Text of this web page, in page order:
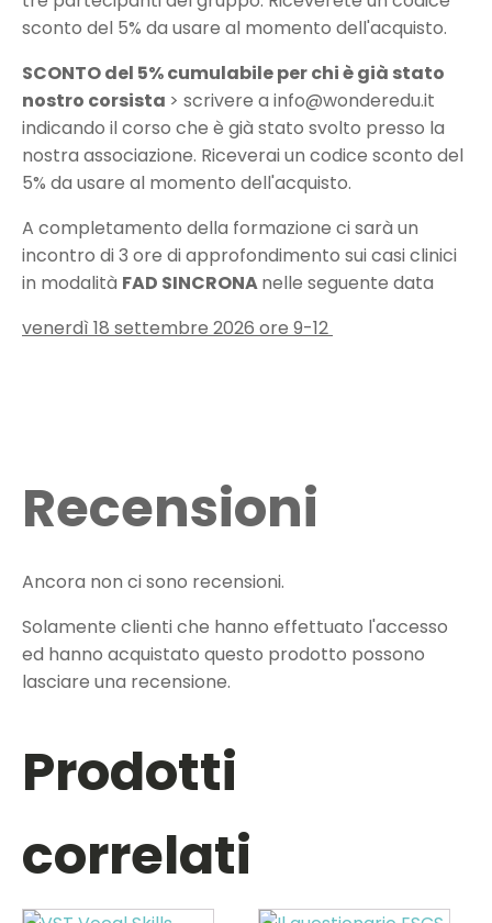
sconto del 5% da usare al momento dell'acquisto.
SCONTO del 5% cumulabile per chi è già stato
nostro corsista > scrivere a info@wonderedu.it
indicando il corso che è già stato svolto presso la
nostra associazione. Riceverai un codice sconto del
5% da usare al momento dell'acquisto.
A completamento della formazione ci sarà un
incontro di 3 ore di approfondimento sui casi clinici
in modalità FAD SINCRONAnelle seguente data
venerdì 18 settembre 2026 ore 9-12
Recensioni
Ancora non ci sono recensioni.
Solamente clienti che hanno effettuato l'accesso
ed hanno acquistato questo prodotto possono
lasciare una recensione.
Prodotti
correlati